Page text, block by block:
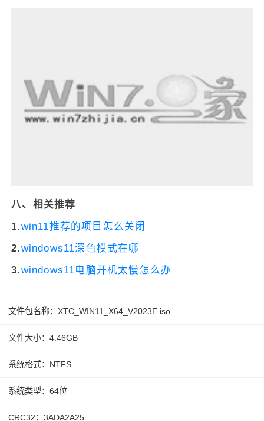
八、相关推荐
1.win11推荐的项目怎么关闭
2.windows11深色模式在哪
3.windows11电脑开机太慢怎么办
文件包名称：XTC_WIN11_X64_V2023E.iso
文件大小：4.46GB
系统格式：NTFS
系统类型：64位
CRC32：3ADA2A25